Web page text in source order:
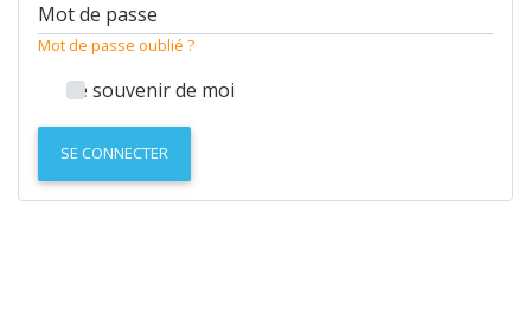
Mot de passe
Mot de passe oublié ?
Se souvenir de moi
SE CONNECTER